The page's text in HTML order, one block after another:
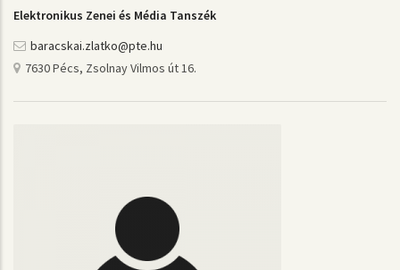
Elektronikus Zenei és Média Tanszék
baracskai.zlatko@pte.hu
7630 Pécs, Zsolnay Vilmos út 16.